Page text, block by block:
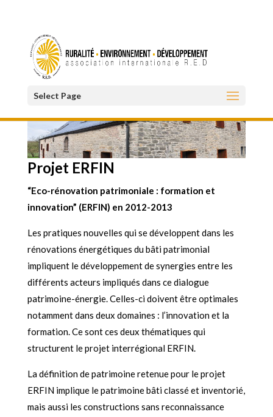
Select Page
Projet ERFIN
“Eco-rénovation patrimoniale : formation et
innovation” (ERFIN) en 2012-2013
Les pratiques nouvelles qui se développent dans les
rénovations énergétiques du bâti patrimonial
impliquent le développement de synergies entre les
différents acteurs impliqués dans ce dialogue
patrimoine-énergie. Celles-ci doivent être optimales
notamment dans deux domaines : l’innovation et la
formation. Ce sont ces deux thématiques qui
structurent le projet interrégional ERFIN.
La définition de patrimoine retenue pour le projet
ERFIN implique le patrimoine bâti classé et inventorié,
mais aussi les constructions sans reconnaissance